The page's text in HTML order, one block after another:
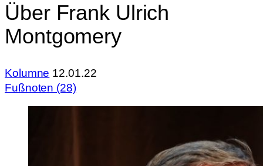
Über Frank Ulrich
Montgomery
Kolumne 12.01.22
Fußnoten (28)